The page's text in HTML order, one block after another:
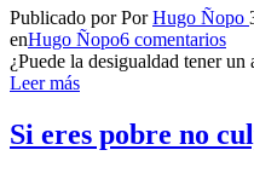
Publicado por PorHugo Ñopo
enHugo Ñopo6 comentarios
¿Puede la desigualdad tener un
Leer más
Si eres pobre no